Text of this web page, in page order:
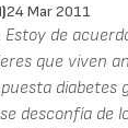
24 Mar 2011
de
que viven
diabetes
desconfía de